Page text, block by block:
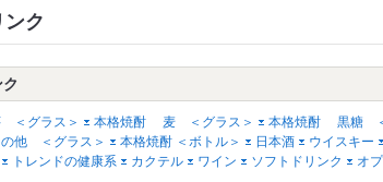
ク
グラス＞ 本格焼酎 麦 ＜グラス＞
本格焼酎 黒糖
他 ＜グラス＞
本格焼酎 ＜ボトル＞ 日本酒 ウイスキー
トレンドの健康系 カクテル ワイン ソフトドリンク
オ